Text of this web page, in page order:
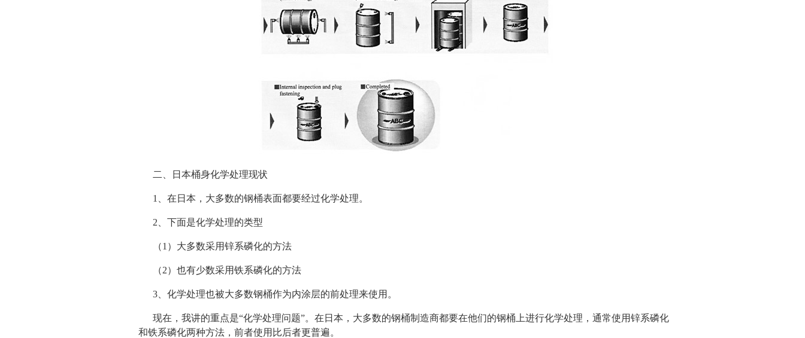
二、日本桶身化学处理现状
1、在日本，大多数的钢桶表面都要经过化学处理。
2、下面是化学处理的类型
（1）大多数采用锌系磷化的方法
（2）也有少数采用铁系磷化的方法
3、化学处理也被大多数钢桶作为内涂层的前处理来使用。
现在，我讲的重点是“化学处理问题”。在日本，大多数的钢桶制造商都要在他们的钢桶上进行化学处理，通常使用锌系磷化
和铁系磷化两种方法，前者使用比后者更普遍。